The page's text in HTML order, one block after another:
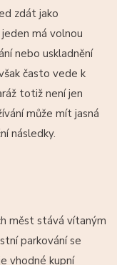
zdát jako
má volnou
nebo uskladnění
často vede k
totiž není jen
může mít jasná
následky.
měst stává vítaným
parkování se
vhodné kupní